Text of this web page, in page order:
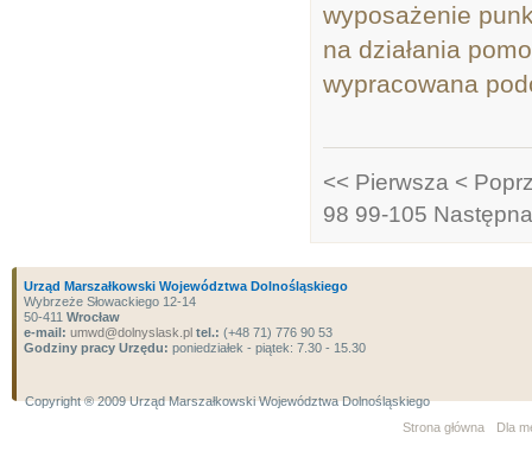
wyposażenie
na działania
wypracowana
<< Pierwsza <
98 99-105
Urząd Marszałkowski Województwa Dolnośląskiego
Wybrzeże Słowackiego 12-14
50-411 Wrocław
e-mail: umwd@dolnyslask.pl tel.: (+48 71) 776 90 53
Godziny pracy Urzędu: poniedziałek - piątek: 7.30 - 15.30
Copyright ® 2009 Urząd Marszałkowski Województwa Dolnośląskiego
Strona główna
Dla